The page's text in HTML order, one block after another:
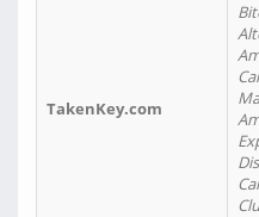
TakenKey.com